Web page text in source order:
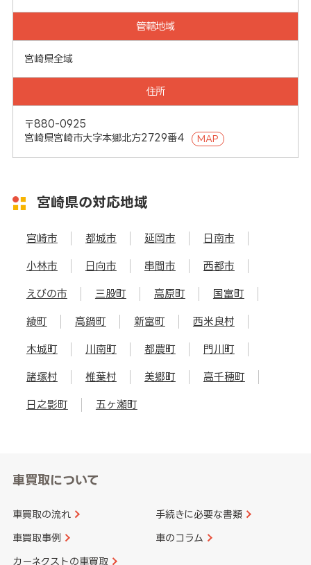
管轄地域
宮崎県全域
住所
〒880-0925
宮崎県宮崎市大字本郷北方2729番4
MAP
宮崎県の対応地域
宮崎市 都城市 延岡市 日南市
小林市 日向市 串間市 西都市
えびの市 三股町 高原町 国富町
綾町 高鍋町 新富町 西米良村
木城町 川南町 都農町 門川町
諸塚村 椎葉村 美郷町 高千穂町
日之影町 五ヶ瀬町
車買取について
車買取の流れ 手続きに必要な書類
車買取事例 車のコラム
カーネクストの車買取